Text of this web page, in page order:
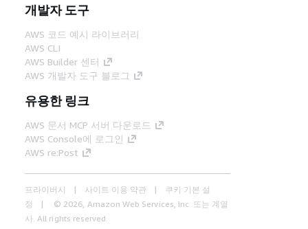
개발자 도구
AWS 코드 예시 라이브러리
AWS CLI
AWS Builder 센터
AWS 개발자 도구 블로그
유용한 링크
AWS 문서 MCP 서버 다운로드
AWS Console에 로그인
AWS re:Post
프라이버시 사이트 이용 약관
쿠키 기본 설
정
© 2026, Amazon Web Services, Inc. 또는 계열
사. All rights reserved.